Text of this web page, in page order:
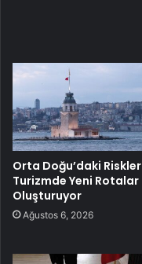
Orta Doğu’daki Riskler
Turizmde Yeni Rotalar
Oluşturuyor
Ağustos 6, 2026